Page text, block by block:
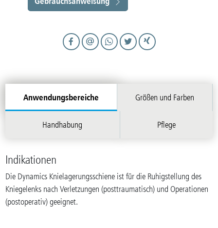
Anwendungsbereiche Größen und Farben
Handhabung Pflege
Indikationen
Die Dynamics Knielagerungsschiene ist für die Ruhigstellung des
Kniegelenks nach Verletzungen (posttraumatisch) und Operationen
(postoperativ) geeignet.